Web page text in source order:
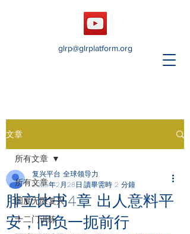
glrp@glrplatform.org
文章
所有文章
国度无限复兴
十二门训练
所有文章
腓立比书4章 出人意料平
安，同负一扼前行
复兴平台 全球领导力
2025年2月28日 讀畢需時 2 分鐘